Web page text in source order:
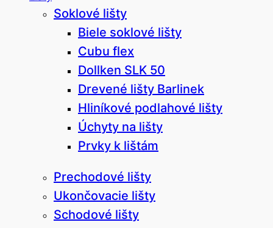
Soklové lišty
Biele soklové lišty
Cubu flex
Dollken SLK 50
Drevené lišty Barlinek
Hliníkové podlahové lišty
Úchyty na lišty
Prvky k lištám
Prechodové lišty
Ukončovacie lišty
Schodové lišty